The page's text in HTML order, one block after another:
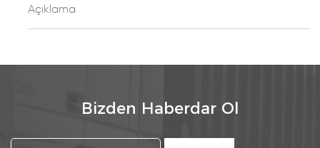
Açıklama
Bizden Haberdar Ol